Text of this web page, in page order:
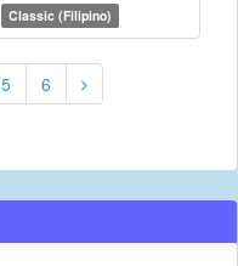
Classic (Filipino)
5 6